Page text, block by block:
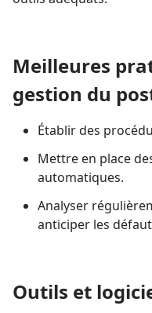
Meilleures
gestion du
Établir des
Mettre en place
automatiques.
Analyser
anticiper les
Outils et